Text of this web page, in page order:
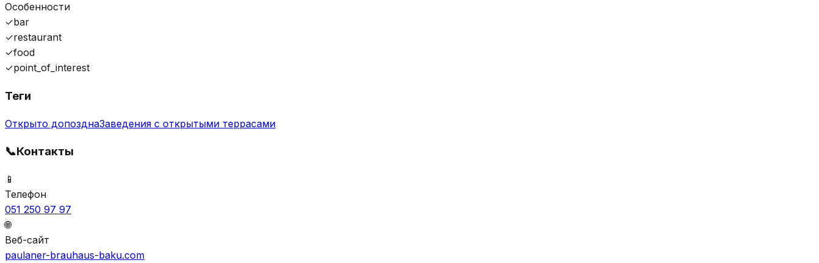
Особенности
✓bar
✓restaurant
✓food
✓point_of_interest
Теги
Открыто допозднаЗаведения с открытыми террасами
📞Контакты
📱
Телефон
051 250 97 97
🌐
Веб-сайт
paulaner-brauhaus-baku.com